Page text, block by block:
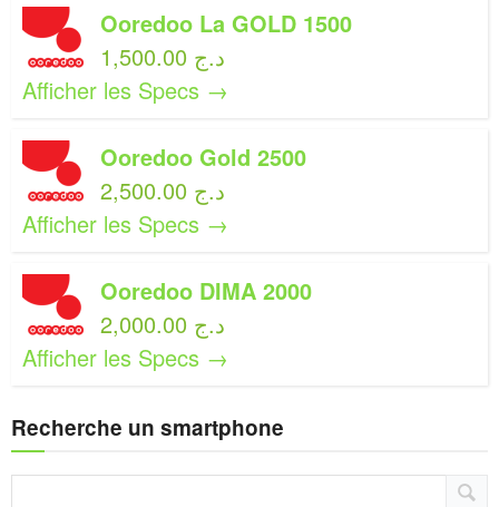
Ooredoo La GOLD 1500
1,500.00 د.ج
Afficher les Specs →
Ooredoo Gold 2500
2,500.00 د.ج
Afficher les Specs →
Ooredoo DIMA 2000
2,000.00 د.ج
Afficher les Specs →
Recherche un smartphone